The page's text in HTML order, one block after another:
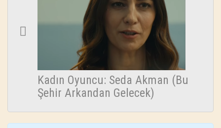
Kadın Oyuncu: Seda Akman (Bu
Şehir Arkandan Gelecek)